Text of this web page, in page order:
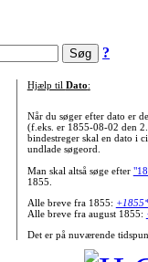
?
Hjælp til Dato:
Når du søger efter dato er
(f.eks. er 1855-08-02 den
bindestreger skal en dato i
undlade søgeord.
Man skal altså søge efter
1855.
Alle breve fra 1855:
Alle breve fra august 1855:
Det er på nuværende